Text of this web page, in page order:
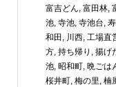
富吉どん, 富田林,
池, 寺池, 寺池台,
和田 , 川西, 工場直
方, 持ち帰り , 揚げ
池, 昭和町, 晩ごは
桜井町, 梅の里, 楠